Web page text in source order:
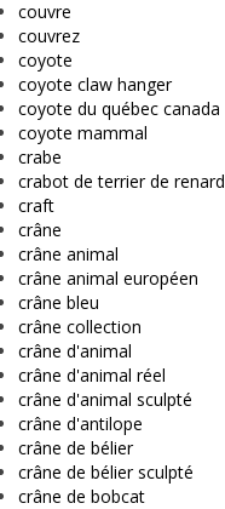
couvre
couvrez
coyote
coyote claw hanger
coyote du québec canada
coyote mammal
crabe
crabot de terrier de renard
craft
crâne
crâne animal
crâne animal européen
crâne bleu
crâne collection
crâne d'animal
crâne d'animal réel
crâne d'animal sculpté
crâne d'antilope
crâne de bélier
crâne de bélier sculpté
crâne de bobcat